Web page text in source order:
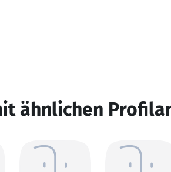
ähnlichen